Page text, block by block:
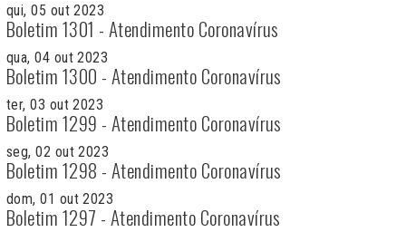
qui, 05 out 2023
Boletim 1301 - Atendimento Coronavírus
qua, 04 out 2023
Boletim 1300 - Atendimento Coronavírus
ter, 03 out 2023
Boletim 1299 - Atendimento Coronavírus
seg, 02 out 2023
Boletim 1298 - Atendimento Coronavírus
dom, 01 out 2023
Boletim 1297 - Atendimento Coronavírus